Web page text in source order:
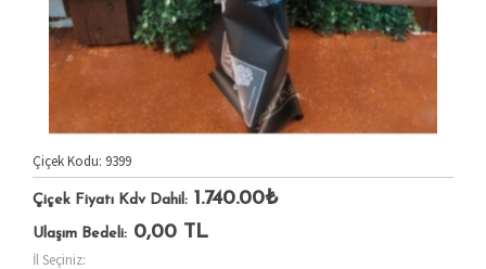
Çiçek Kodu: 9399
Çiçek Fiyatı Kdv Dahil: 1.740.00₺
Ulaşım Bedeli: 0,00 TL
İl Seçiniz: